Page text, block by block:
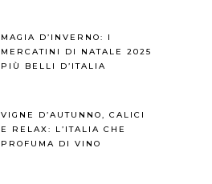
MAGIA D’INVERNO: I
MERCATINI DI NATALE 2025
PIÙ BELLI D’ITALIA
VIGNE D’AUTUNNO, CALICI
E RELAX: L’ITALIA CHE
PROFUMA DI VINO